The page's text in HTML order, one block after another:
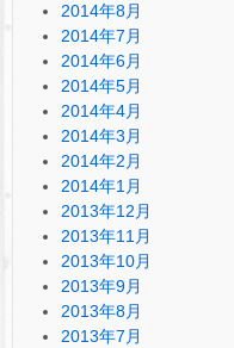
2014年8月
2014年7月
2014年6月
2014年5月
2014年4月
2014年3月
2014年2月
2014年1月
2013年12月
2013年11月
2013年10月
2013年9月
2013年8月
2013年7月